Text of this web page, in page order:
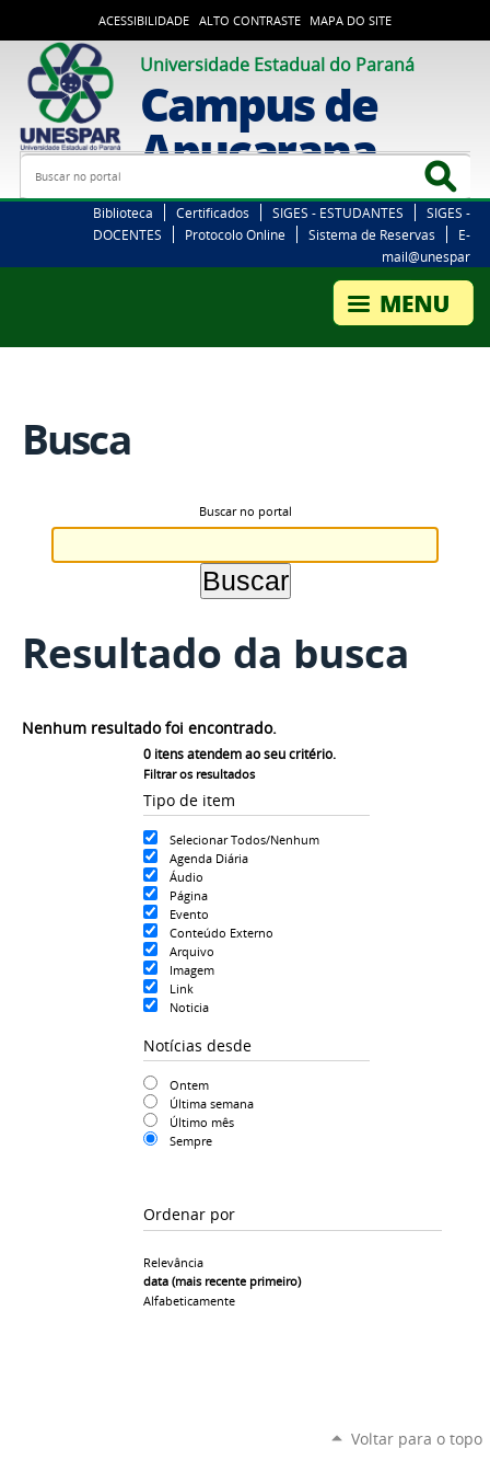
ACESSIBILIDADE ALTO CONTRASTE MAPA DO SITE
Universidade Estadual do Paraná
Campus de
Apucarana
Busca
Biblioteca Certificados SIGES - ESTUDANTES
SIGES -
DOCENTES
Protocolo Online Sistema de Reservas
E-
mail@unespar
Busca
Buscar no portal
Resultado da busca
0 itens atendem ao seu critério.
Filtrar os resultados
Tipo de item
Selecionar Todos/Nenhum
Agenda Diária
Áudio
Página
Evento
Conteúdo Externo
Arquivo
Imagem
Link
Noticia
Notícias desde
Ontem
Última semana
Último mês
Sempre
Ordenar por
Relevância
data (mais recente primeiro)
Alfabeticamente
Nenhum resultado foi encontrado.
Voltar para o topo